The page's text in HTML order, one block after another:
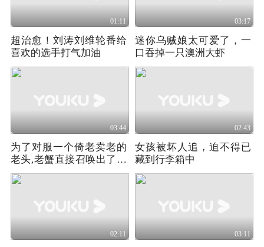
01:11
超治愈！刘涛刘维轮番给
喜欢的选手打气加油
03:17
迷你乌贼娘太可爱了，一
口吞掉一只澳洲大虾
03:44
为了对服一个倚老卖老的
老头,老蟹直接召唤出了自
己的祖宗十八代
02:43
女孩被坏人追，迫不得已
藏到行李箱中
02:11 03:11